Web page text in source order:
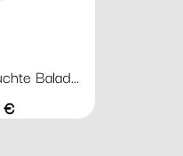
Balad...
€